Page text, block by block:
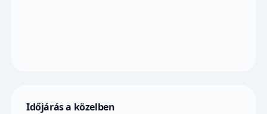
Időjárás a közelben